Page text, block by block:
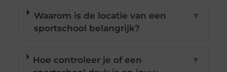
Waarom is de locatie van een
sportschool belangrijk?
▼
Hoe controleer je of een
▼